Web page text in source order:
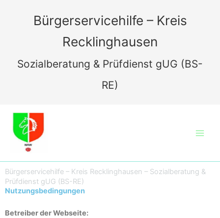
Bürgerservicehilfe – Kreis
Recklinghausen
Sozialberatung & Prüfdienst gUG (BS-
RE)
Bürgerservicehilfe – Kreis Recklinghausen – Sozialberatung &
Prüfdienst gUG (BS-RE)
Nutzungsbedingungen
Betreiber der Webseite: